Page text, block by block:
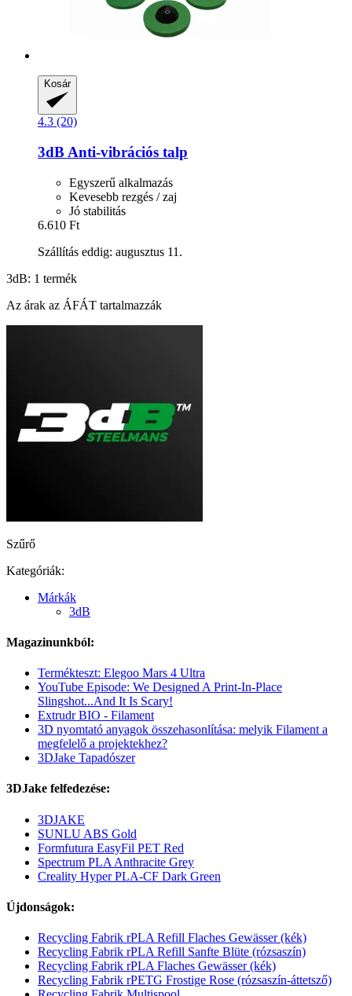
Kosár
4.3 (20)
3dB Anti-​vibrációs talp
Egyszerű alkalmazás
Kevesebb rezgés / zaj
Jó stabilitás
6.610 Ft
Szállítás eddig: augusztus 11.
3dB: 1 termék
Az árak az ÁFÁT tartalmazzák
Szűrő
Kategóriák:
Márkák
3dB
Magazinunkból:
Termékteszt: Elegoo Mars 4 Ultra
YouTube Episode: We Designed A Print-In-Place
Slingshot...And It Is Scary!
Extrudr BIO - Filament
3D nyomtató anyagok összehasonlítása: melyik Filament a
megfelelő a projektekhez?
3DJake Tapadószer
3DJake felfedezése:
3DJAKE
SUNLU ABS Gold
Formfutura EasyFil PET Red
Spectrum PLA Anthracite Grey
Creality Hyper PLA-CF Dark Green
Újdonságok:
Recycling Fabrik rPLA Refill Flaches Gewässer (kék)
Recycling Fabrik rPLA Refill Sanfte Blüte (rózsaszín)
Recycling Fabrik rPLA Flaches Gewässer (kék)
Recycling Fabrik rPETG Frostige Rose (rózsaszín-áttetsző)